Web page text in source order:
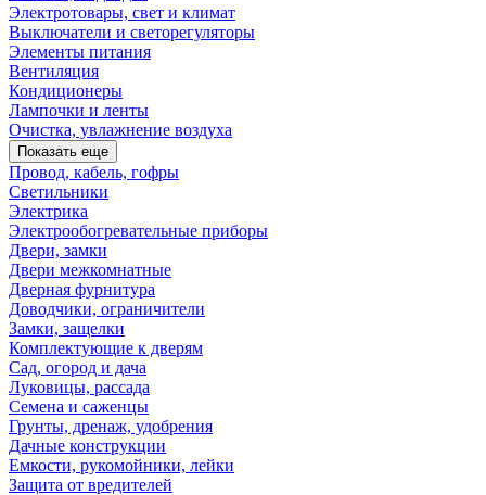
Электротовары, свет и климат
Выключатели и светорегуляторы
Элементы питания
Вентиляция
Кондиционеры
Лампочки и ленты
Очистка, увлажнение воздуха
Показать еще
Провод, кабель, гофры
Светильники
Электрика
Электрообогревательные приборы
Двери, замки
Двери межкомнатные
Дверная фурнитура
Доводчики, ограничители
Замки, защелки
Комплектующие к дверям
Сад, огород и дача
Луковицы, рассада
Семена и саженцы
Грунты, дренаж, удобрения
Дачные конструкции
Емкости, рукомойники, лейки
Защита от вредителей